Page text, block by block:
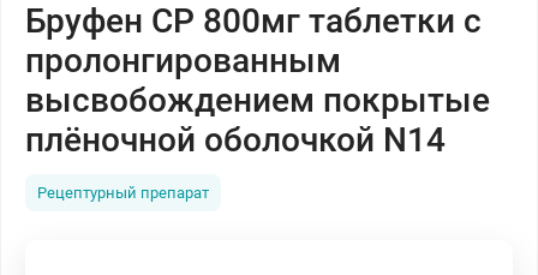
Бруфен СР 800мг таблетки с
пролонгированным
высвобождением покрытые
плёночной оболочкой N14
Рецептурный препарат